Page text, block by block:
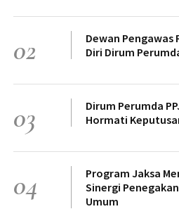
02
Dewan Pengawas
Diri Dirum
03
Dirum Perumda
Hormati
04
Program Jaksa
Sinergi
Umum